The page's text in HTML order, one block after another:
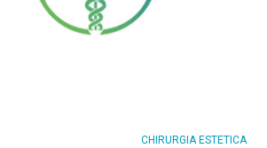
CHIRURGIA ESTETICA